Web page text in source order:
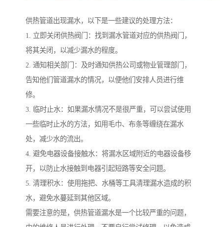
供热管道出现漏水，以下是一些建议的处理方法：
1. 立即关闭供热阀门：找到漏水管道对应的供热阀门，
将其关闭，以减少漏水的程度。
2. 通知相关部门：及时通知供热公司或物业管理部门，
告知他们管道漏水的情况，以便他们安排人员进行维
修。
3. 临时止水：如果漏水情况不是很严重，可以尝试使用
一些临时止水的方法，如用毛巾、布条等缠绕在漏水
处，减少水的流出。
4. 避免电器设备接触水：将漏水区域附近的电器设备移
开，以防止水接触到电器引起短路等安全问题。
5. 清理积水：使用拖把、水桶等工具清理漏水造成的积
水，避免水蔓延到其他区域。
需要注意的是，供热管道漏水是一个比较严重的问题，